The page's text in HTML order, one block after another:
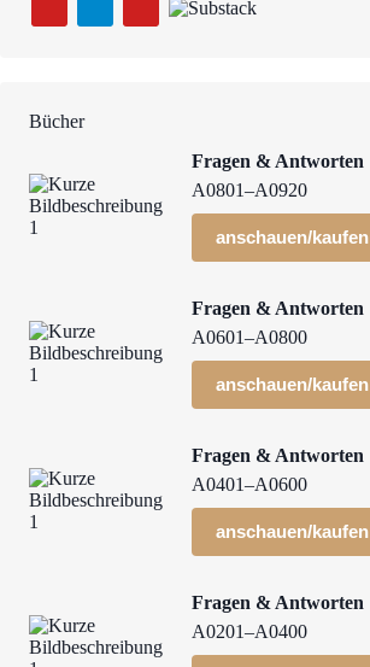
Bücher
Fragen & Antworten
A0801–A0920
anschauen/kaufen
Fragen & Antworten
A0601–A0800
anschauen/kaufen
Fragen & Antworten
A0401–A0600
anschauen/kaufen
Fragen & Antworten
A0201–A0400